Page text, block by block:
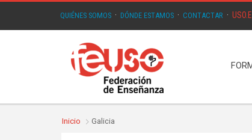
QUIÉNES SOMOS · DÓNDE ESTAMOS · CONTACTAR ·
Inicio Galicia